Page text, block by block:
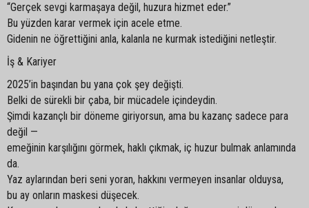
“Gerçek sevgi karmaşaya değil, huzura hizmet eder.”
Bu yüzden karar vermek için acele etme.
Gidenin ne öğrettiğini anla, kalanla ne kurmak istediğini netleştir.
İş & Kariyer
2025’in başından bu yana çok şey değişti.
Belki de sürekli bir çaba, bir mücadele içindeydin.
Şimdi kazançlı bir döneme giriyorsun, ama bu kazanç sadece para
değil —
emeğinin karşılığını görmek, haklı çıkmak, iç huzur bulmak anlamında
da.
Yaz aylarından beri seni yoran, hakkını vermeyen insanlar olduysa,
bu ay onların maskesi düşecek.